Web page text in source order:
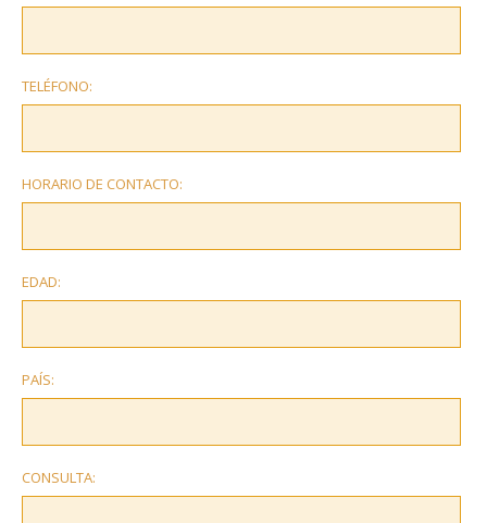
TELÉFONO:
HORARIO DE CONTACTO:
EDAD:
PAÍS:
CONSULTA: